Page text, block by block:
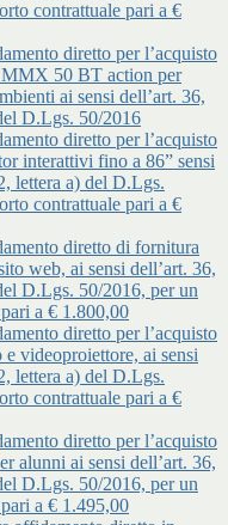
contrattuale pari a €
diretto per l’acquisto
50 BT action per
ai sensi dell’art. 36,
D.Lgs. 50/2016
diretto per l’acquisto
interattivi fino a 86” sensi
lettera a) del D.Lgs.
contrattuale pari a €
diretto di fornitura
web, ai sensi dell’art. 36,
D.Lgs. 50/2016, per un
a € 1.800,00
diretto per l’acquisto
videoproiettore, ai sensi
lettera a) del D.Lgs.
contrattuale pari a €
diretto per l’acquisto
alunni ai sensi dell’art. 36,
D.Lgs. 50/2016, per un
a € 1.495,00